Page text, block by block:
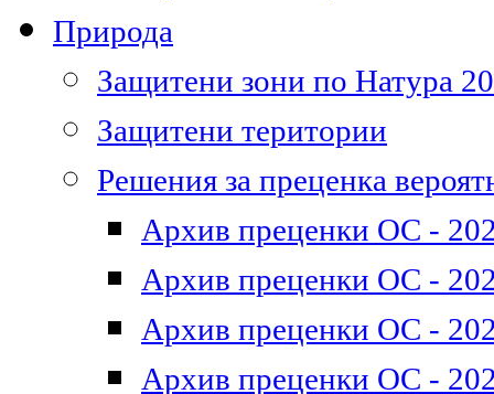
Природа
Защитени зони по Натура
Защитени територии
Решения за преценка
Архив преценки ОС -
Архив преценки ОС -
Архив преценки ОС -
Архив преценки ОС -